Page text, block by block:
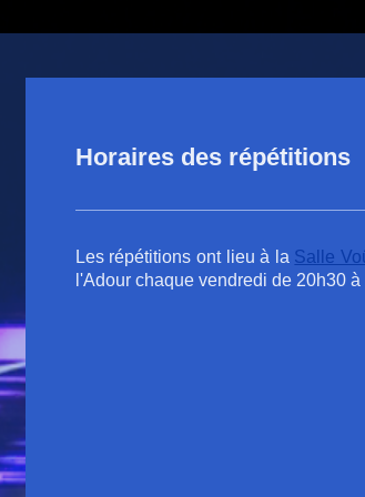
Horaires des répétitions
Les répétitions ont lieu à la Salle
l'Adour chaque vendredi de 20h30